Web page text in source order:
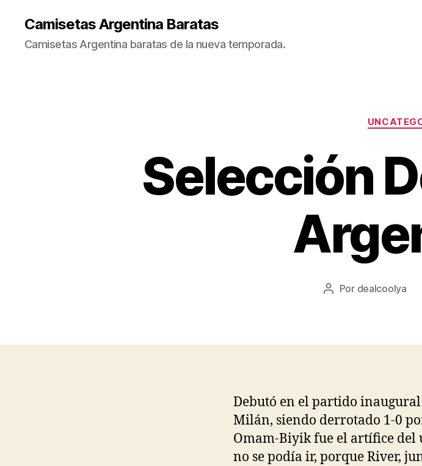
Camisetas Argentina Baratas
Camisetas Argentina baratas de la nueva temporada.
Selección
Autor
Por dealcoolya
Debutó en el partido
Milán, siendo derrotado 1-0
Omam-Biyik fue el artífice del
no se podía ir, porque River,